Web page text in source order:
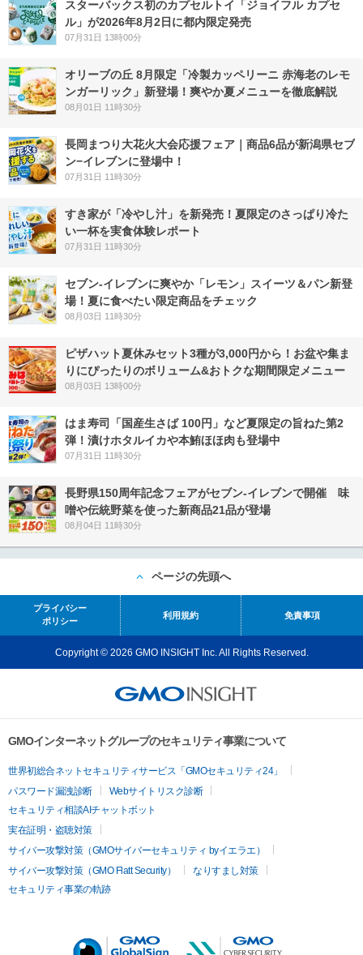
スターバックス初のカプセルトイ「ジョイフル カプセ
ル」が2026年8月2日に都内限定発売
07月31日 13時00分
オリーブの丘 8月限定「冷製カッペリーニ 赤海老のレモ
ンガーリック」新登場！爽やか夏メニューを徹底解説
08月01日 11時30分
長岡まつり大花火大会応援フェア｜商品6品が新潟県セブ
ン−イレブンに登場中！
07月31日 11時30分
すき家が「冷やし汁」を新発売！夏限定のさっぱり冷た
い一杯を実食体験レポート
07月31日 11時30分
セブン‐イレブンに爽やか「レモン」スイーツ＆パン新登
場！夏に食べたい限定商品をチェック
08月03日 11時30分
ピザハット夏休みセット3種が3,000円から！お盆や集ま
りにぴったりのボリューム&おトクな期間限定メニュー
08月03日 13時00分
はま寿司「国産生さば 100円」など夏限定の旨ねた第2
弾！漬けホタルイカや本鮪ほほ肉も登場中
07月31日 11時30分
長野県150周年記念フェアがセブン-イレブンで開催 味
噌や伝統野菜を使った新商品21品が登場
08月04日 11時30分
ページの先頭へ
プライバシー
ポリシー
利用規約 免責事項
Copyright © 2026 GMO INSIGHT Inc. All Rights Reserved.
GMOインターネットグループのセキュリティ事業について
世界初総合ネットセキュリティサービス「GMOセキュリティ24」
パスワード漏洩診断
Webサイトリスク診断
セキュリティ相談AIチャットボット
実在証明・盗聴対策
サイバー攻撃対策（GMOサイバーセキュリティ byイエラエ）
サイバー攻撃対策（GMO Flatt Security）
なりすまし対策
セキュリティ事業の軌跡